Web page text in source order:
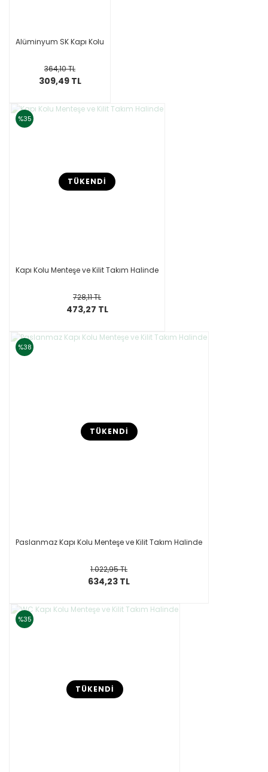
Alüminyum SK Kapı Kolu
364,10 TL
309,49 TL
%35
TÜKENDİ
Kapı Kolu Menteşe ve Kilit Takım Halinde
728,11 TL
473,27 TL
%38
TÜKENDİ
Paslanmaz Kapı Kolu Menteşe ve Kilit Takım Halinde
1.022,95 TL
634,23 TL
%35
TÜKENDİ